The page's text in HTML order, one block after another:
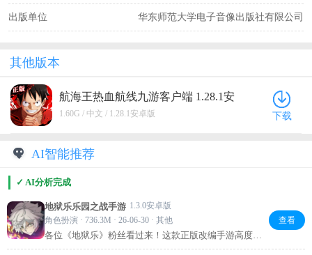
出版单位 华东师范大学电子音像出版社有限公司
其他版本
航海王热血航线九游客户端 1.28.1安
卓版
1.60G / 中文 / 1.28.1安卓版 下载
AI智能推荐
✓ AI分析完成
地狱乐乐园之战手游 1.3.0安卓版
角色扮演 · 736.3M · 26-06-30 · 其他
各位《地狱乐》粉丝看过来！这款正版改编手游高度还
原神仙乡世界，画眉丸、佐切等角色悉数登场。全程语
查看